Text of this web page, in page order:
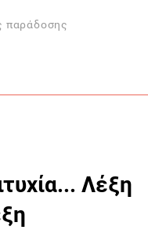
παράδοσης
Λέξη